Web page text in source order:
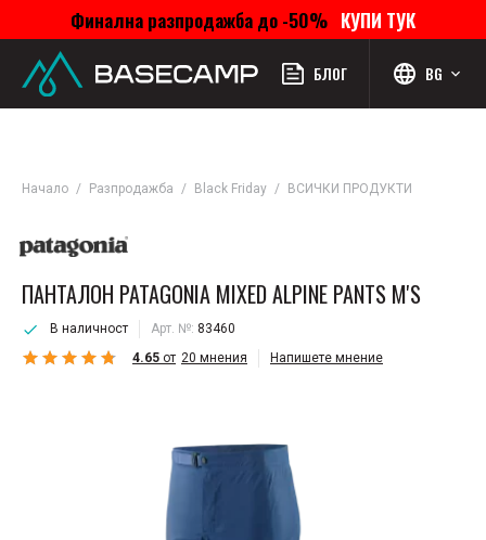
Финална разпродажба до -50% КУПИ ТУК
БЛОГ BG
Начало Разпродажба Black Friday ВСИЧКИ ПРОДУКТИ
ПАНТАЛОН PATAGONIA MIXED ALPINE PANTS M'S
В наличност Арт. №: 83460
4.65 от 20 мнения Напишете мнение